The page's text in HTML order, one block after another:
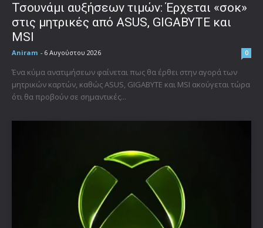
Τσουνάμι αυξήσεων τιμών: Έρχεται «σοκ»
στις μητρικές από ASUS, GIGABYTE και
MSI
Aniram - 6 Αυγούστου 2026 0
Ένα κύμα ανατιμήσεων φαίνεται πως θα έρθει στην αγορά των
μητρικών καρτών, καθώς ASUS, GIGABYTE και MSI ακούγεται τώρα
ότι θα προβούν σε σημαντικές...